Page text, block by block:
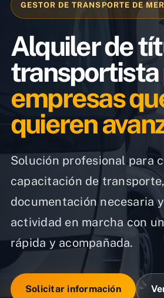
Noticias
Contacto
GESTOR DE TRANSPORTE DE
Alquiler de
transportista
empresas
quieren
Solución profesional para
capacitación de
documentación necesaria
actividad en marcha con
rápida y acompañada.
Solicitar información